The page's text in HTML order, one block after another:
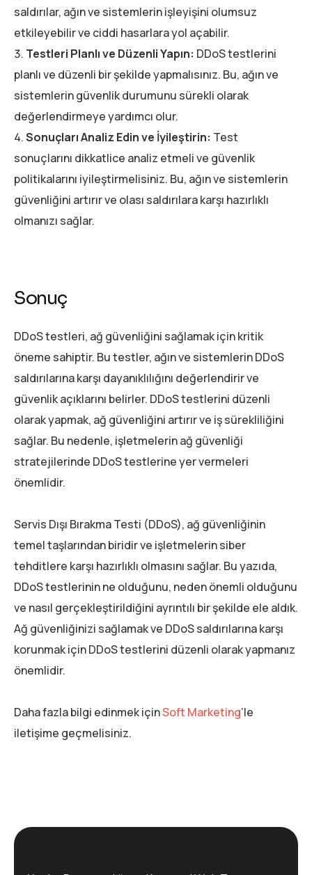
saldırılar, ağın ve sistemlerin işleyişini olumsuz
etkileyebilir ve ciddi hasarlara yol açabilir.
Testleri Planlı ve Düzenli Yapın: DDoS testlerini
planlı ve düzenli bir şekilde yapmalısınız. Bu, ağın ve
sistemlerin güvenlik durumunu sürekli olarak
değerlendirmeye yardımcı olur.
Sonuçları Analiz Edin ve İyileştirin: Test
sonuçlarını dikkatlice analiz etmeli ve güvenlik
politikalarını iyileştirmelisiniz. Bu, ağın ve sistemlerin
güvenliğini artırır ve olası saldırılara karşı hazırlıklı
olmanızı sağlar.
Sonuç
DDoS testleri, ağ güvenliğini sağlamak için kritik
öneme sahiptir. Bu testler, ağın ve sistemlerin DDoS
saldırılarına karşı dayanıklılığını değerlendirir ve
güvenlik açıklarını belirler. DDoS testlerini düzenli
olarak yapmak, ağ güvenliğini artırır ve iş sürekliliğini
sağlar. Bu nedenle, işletmelerin ağ güvenliği
stratejilerinde DDoS testlerine yer vermeleri
önemlidir.
Servis Dışı Bırakma Testi (DDoS), ağ güvenliğinin
temel taşlarından biridir ve işletmelerin siber
tehditlere karşı hazırlıklı olmasını sağlar. Bu yazıda,
DDoS testlerinin ne olduğunu, neden önemli olduğunu
ve nasıl gerçekleştirildiğini ayrıntılı bir şekilde ele aldık.
Ağ güvenliğinizi sağlamak ve DDoS saldırılarına karşı
korunmak için DDoS testlerini düzenli olarak yapmanız
önemlidir.
Daha fazla bilgi edinmek içinSoft Marketing‘le
iletişime geçmelisiniz.